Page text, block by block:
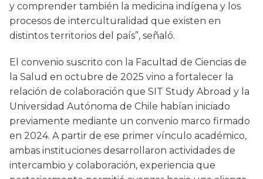
y comprender también la medicina indígena y los
procesos de interculturalidad que existen en
distintos territorios del país”, señaló.
El convenio suscrito con la Facultad de Ciencias de
la Salud en octubre de 2025 vino a fortalecer la
relación de colaboración que SIT Study Abroad y la
Universidad Autónoma de Chile habían iniciado
previamente mediante un convenio marco firmado
en 2024. A partir de ese primer vínculo académico,
ambas instituciones desarrollaron actividades de
intercambio y colaboración, experiencia que